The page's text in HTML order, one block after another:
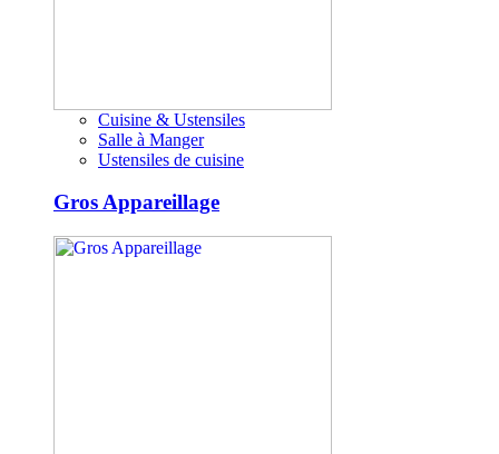
Cuisine & Ustensiles
Salle à Manger
Ustensiles de cuisine
Gros Appareillage